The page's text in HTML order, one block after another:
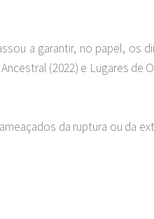
a garantir, no papel, os
(2022) e Lugares de
da ruptura ou da